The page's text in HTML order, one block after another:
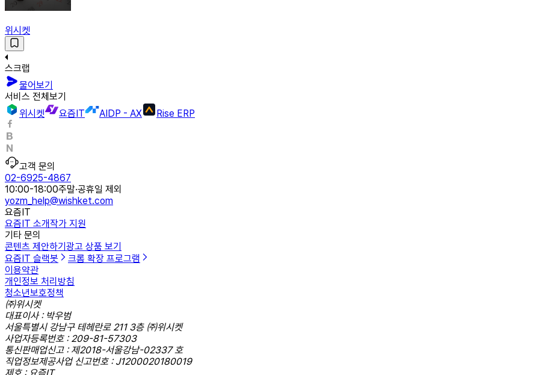
위시켓
스크랩
물어보기
서비스 전체보기
위시켓
요즘IT AIDP - AX Rise ERP
고객 문의
02-6925-4867
10:00-18:00주말·공휴일 제외
yozm_help@wishket.com
요즘IT
요즘IT 소개작가 지원
기타 문의
콘텐츠 제안하기광고 상품 보기
요즘IT 슬랙봇
크롬 확장 프로그램
이용약관
개인정보 처리방침
청소년보호정책
㈜위시켓
대표이사 : 박우범
서울특별시 강남구 테헤란로 211 3층 ㈜위시켓
사업자등록번호 : 209-81-57303
통신판매업신고 : 제2018-서울강남-02337 호
직업정보제공사업 신고번호 : J1200020180019